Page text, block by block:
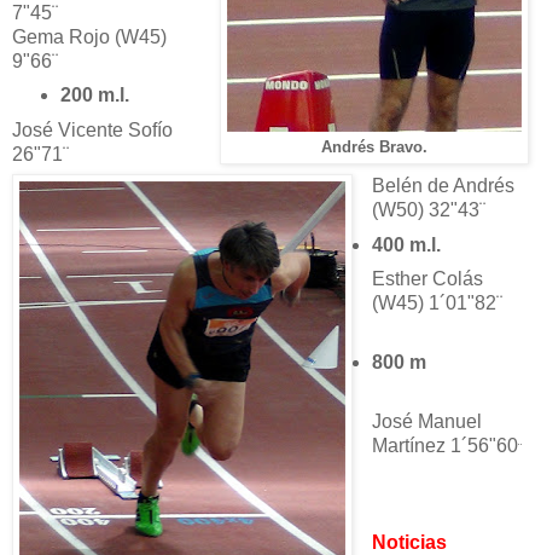
Andrés Bravo.
7"45¨
Gema Rojo (W45)
9"66¨
200 m.l.
José Vicente Sofío
26"71¨
Belén de Andrés
(W50) 32"43¨
400 m.l.
Esther Colás
(W45) 1´01"82¨
800 m
José Manuel
Martínez 1´56"60¨
Noticias